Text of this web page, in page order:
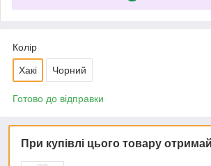
Колір
Хакі Чорний
Готово до відправки
При купівлі цього товару